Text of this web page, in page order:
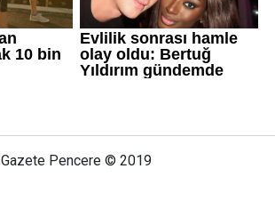
Gazete Pencere © 2019